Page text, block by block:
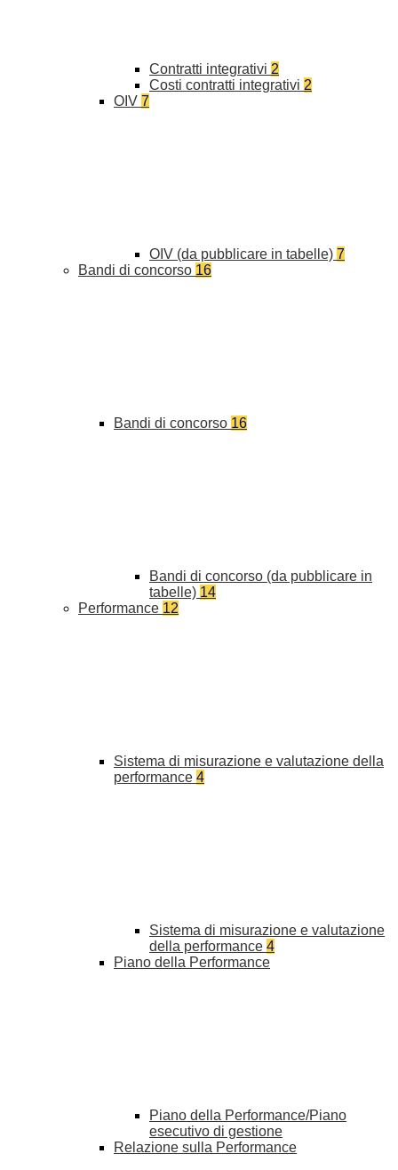
Contratti integrativi 2
Costi contratti integrativi 2
OIV 7
OIV (da pubblicare in tabelle) 7
Bandi di concorso 16
Bandi di concorso 16
Bandi di concorso (da pubblicare in
tabelle) 14
Performance 12
Sistema di misurazione e valutazione della
performance 4
Sistema di misurazione e valutazione
della performance 4
Piano della Performance
Piano della Performance/Piano
esecutivo di gestione
Relazione sulla Performance